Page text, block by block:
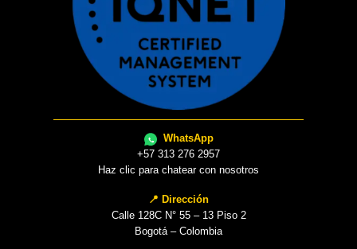
WhatsApp
+57 313 276 2957
Haz clic para chatear con nosotros
📍 Dirección
Calle 128C N° 55 – 13 Piso 2
Bogotá – Colombia